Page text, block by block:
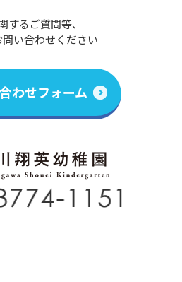
するご質問等、
い合わせください
わせフォーム